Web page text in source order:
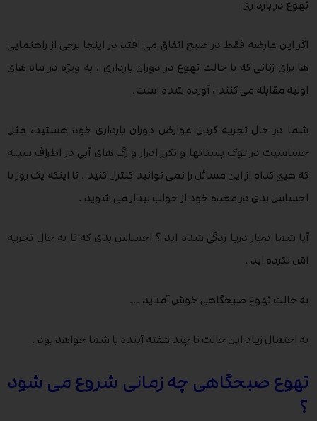
تهوع در بارداری
اگر این عارضه فقط در صبح اتفاق می افتد در اینجا برخی از راهنمایی
ها برای زنانی که با حالت تهوع در دوران بارداری ، به ویژه در ماه های
اولیه مقابله می کنند ، آورده شده است.
شما در حال تجربه کردن عوارض دوران بارداری خود هستید، مثل
حساسیت در نوک پستانها و تکرر ادرار و رگ های آبی در اطراف سینه
که هیچ کدام از این مسائل را نمی توانید کنترل کنید . تا اینکه یک روز با
احساس بدی در معده خود از خواب بیدار می شوید .
آیا شما دچار دریا زدگی شده اید ؟ احساس بدی که تا به حال تجربه
اش نکرده اید .
به حالت تهوع صبحگاهی خوش آمدید …
به احتمال زیاد این حالت تا چند هفته آینده با شما خواهد بود .
تهوع صبحگاهی چه زمانی شروع می شود
؟